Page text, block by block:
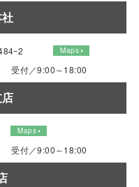
ｰ2 Maps
受付／9:00～18:00
Maps
受付／9:00～18:00